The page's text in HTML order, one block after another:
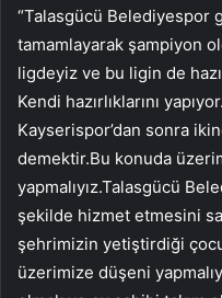
“Talasgücü Belediyespor
tamamlayarak şampiyon
ligdeyiz ve bu ligin de
Kendi hazırlıklarını
Kayserispor’dan sonra
demektir.Bu konuda
yapmalıyız.Talasgücü
şekilde hizmet etmesini
şehrimizin yetiştirdiği
üzerimize düşeni